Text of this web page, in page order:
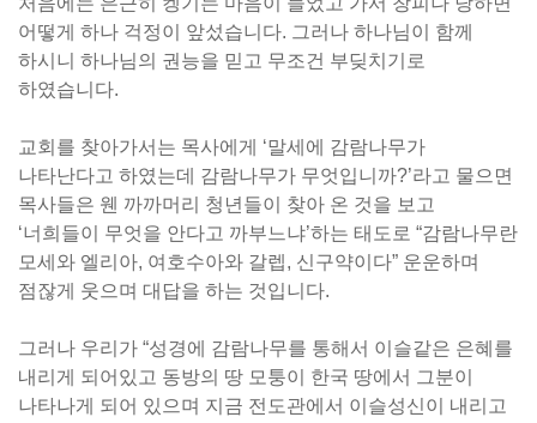
어떻게 하나 걱정이 앞섰습니다. 그러나 하나님이 함께
하시니 하나님의 권능을 믿고 무조건 부딪치기로
하였습니다.
교회를 찾아가서는 목사에게 ‘말세에 감람나무가
나타난다고 하였는데 감람나무가 무엇입니까?’라고 물으면
목사들은 웬 까까머리 청년들이 찾아 온 것을 보고
‘너희들이 무엇을 안다고 까부느냐’하는 태도로 “감람나무란
모세와 엘리아, 여호수아와 갈렙, 신구약이다” 운운하며
점잖게 웃으며 대답을 하는 것입니다.
그러나 우리가 “성경에 감람나무를 통해서 이슬같은 은혜를
내리게 되어있고 동방의 땅 모퉁이 한국 땅에서 그분이
나타나게 되어 있으며 지금 전도관에서 이슬성신이 내리고